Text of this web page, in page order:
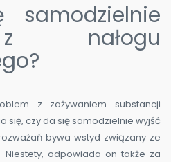
nałogu
z zażywaniem substancji
się, czy da się samodzielnie wyjść
bywa wstyd związany ze
odpowiada on także za